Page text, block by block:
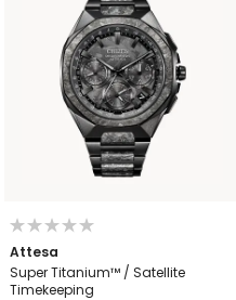
Attesa
Super Titanium™ / Satellite
Timekeeping